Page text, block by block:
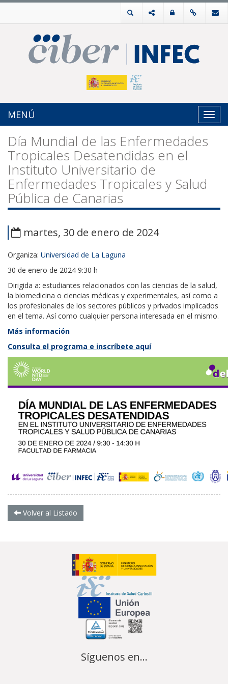
MENÚ
Día Mundial de las Enfermedades
Tropicales Desatendidas en el
Instituto Universitario de
Enfermedades Tropicales y Salud
Pública de Canarias
martes, 30 de enero de 2024
Organiza: Universidad de La Laguna
30 de enero de 2024 9:30 h
Dirigida a: estudiantes relacionados con las ciencias de la salud,
la biomedicina o ciencias médicas y experimentales, así como a
los profesionales de los sectores públicos y privados implicados
en el tema. Así como cualquier persona interesada en el mismo.
Más información
Consulta el programa e inscríbete aquí
Volver al Listado
Síguenos en...